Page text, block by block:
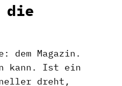
die
dem Magazin.
kann. Ist ein
dreht,